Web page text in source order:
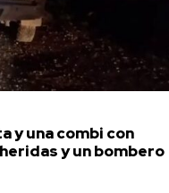
y una combi con
y un bombero